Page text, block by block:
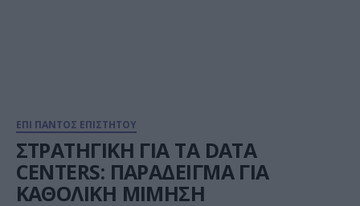
ΕΠΙ ΠΑΝΤΟΣ ΕΠΙΣΤΗΤΟΥ
ΣΤΡΑΤΗΓΙΚΗ ΓΙΑ ΤΑ DATA
CENTERS: ΠΑΡΑΔΕΙΓΜΑ ΓΙΑ
ΚΑΘΟΛΙΚΗ ΜΙΜΗΣΗ